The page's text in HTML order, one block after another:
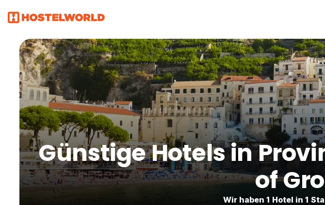
Günstige Hotels in
of
Wir haben 1 Hotel in 1